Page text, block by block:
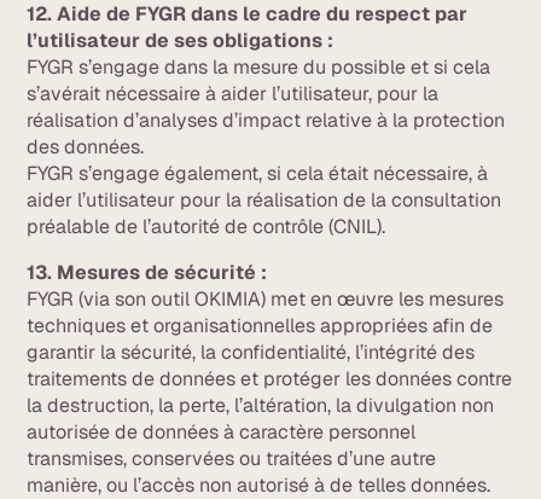
12. Aide de FYGR dans le cadre du respect par
l’utilisateur de ses obligations :
FYGR s’engage dans la mesure du possible et si cela
s’avérait nécessaire à aider l’utilisateur, pour la
réalisation d’analyses d’impact relative à la protection
des données.
FYGR s’engage également, si cela était nécessaire, à
aider l’utilisateur pour la réalisation de la consultation
préalable de l’autorité de contrôle (CNIL).
13. Mesures de sécurité :
FYGR (via son outil OKIMIA) met en œuvre les mesures
techniques et organisationnelles appropriées afin de
garantir la sécurité, la confidentialité, l’intégrité des
traitements de données et protéger les données contre
la destruction, la perte, l’altération, la divulgation non
autorisée de données à caractère personnel
transmises, conservées ou traitées d’une autre
manière, ou l’accès non autorisé à de telles données.